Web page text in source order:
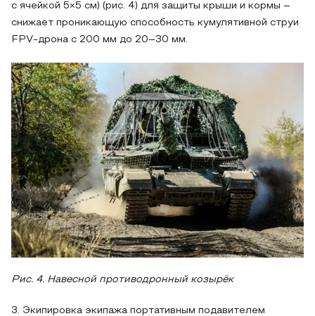
с ячейкой 5×5 см) (рис. 4) для защиты крыши и кормы –
снижает проникающую способность кумулятивной струи
FPV-дрона с 200 мм до 20–30 мм.
Рис. 4. Навесной противодронный козырёк
3. Экипировка экипажа портативным подавителем